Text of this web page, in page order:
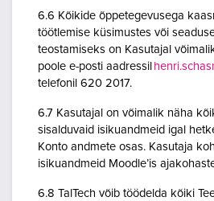
6.6 Kõikide õppetegevusega
töötlemise küsimustes või
teostamiseks on Kasutajal
poole e-posti aadressil
telefonil 620 2017.
6.7 Kasutajal on võimalik näha
sisalduvaid isikuandmeid igal
Konto andmete osas. Kasutaja
isikuandmeid Moodle’is
6.8 TalTech võib töödelda kõiki